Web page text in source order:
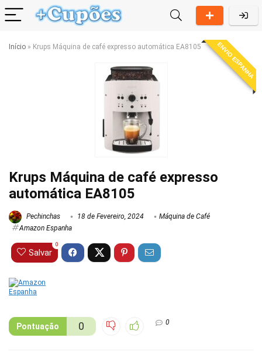
Início » Krups Máquina de café expresso automática EA8105 ENVIO ESPANHA
Krups Máquina de café expresso
automática EA8105
Pechinchas 18 de Fevereiro, 2024
Máquina de Café
Amazon Espanha
Salvar
0
Pontuação 0 0